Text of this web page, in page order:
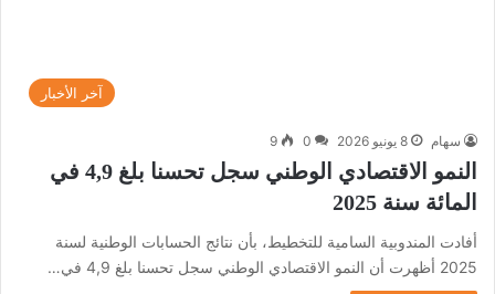
آخر الأخبار
سهام 8 يونيو 2026 0
9
النمو الاقتصادي الوطني سجل تحسنا بلغ 4,9 في
المائة سنة 2025
أفادت المندوبية السامية للتخطيط، بأن نتائج الحسابات الوطنية لسنة
2025 أظهرت أن النمو الاقتصادي الوطني سجل تحسنا بلغ 4,9 في…